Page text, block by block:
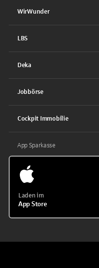
WirWunder
LBS
Deka
Jobbörse
Cockpit Immobilie
App Sparkasse
Laden im
App Store